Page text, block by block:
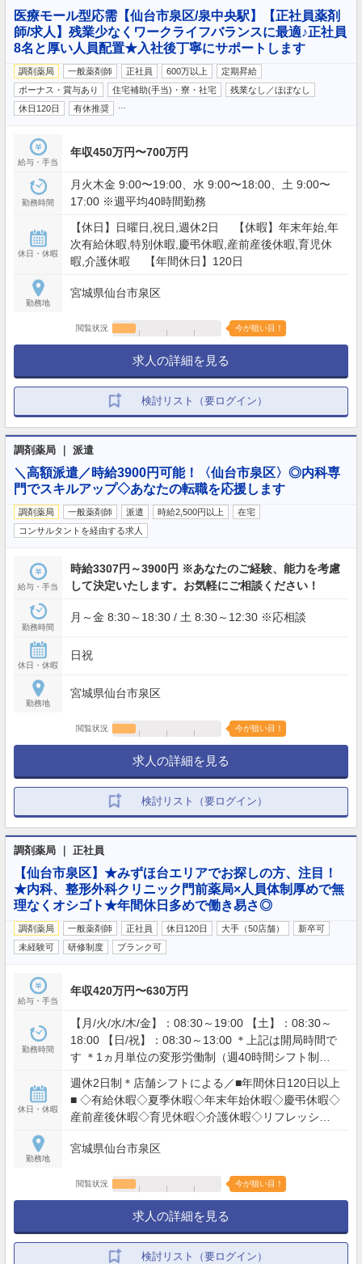
医療モール型応需【仙台市泉区/泉中央駅】【正社員薬剤
師/求人】残業少なくワークライフバランスに最適♪正社員
8名と厚い人員配置★入社後丁寧にサポートします
調剤薬局 一般薬剤師 正社員 600万以上
定期昇給
ボーナス・賞与あり
住宅補助(手当)・寮・社宅
残業なし／ほぼなし
休日120日
有休推奨
給与・手当
年収450万円〜700万円
勤務時間
月火木金 9:00〜19:00、水 9:00〜18:00、土 9:00〜
17:00 ※週平均40時間勤務
休日・休暇
【休日】日曜日,祝日,週休2日 【休暇】年末年始,年
次有給休暇,特別休暇,慶弔休暇,産前産後休暇,育児休
暇,介護休暇 【年間休日】120日
勤務地
宮城県仙台市泉区
閲覧状況 今が狙い目！
求人の詳細を見る
検討リスト（要ログイン）
調剤薬局 ｜ 派遣
＼高額派遣／時給3900円可能！〈仙台市泉区〉◎内科専
門でスキルアップ◇あなたの転職を応援します
調剤薬局 一般薬剤師 派遣 時給2,500円以上
在宅
コンサルタントを経由する求人
給与・手当
時給3307円～3900円 ※あなたのご経験、能力を考慮
して決定いたします。お気軽にご相談ください！
勤務時間
月～金 8:30～18:30 / 土 8:30～12:30 ※応相談
休日・休暇
日祝
勤務地
宮城県仙台市泉区
閲覧状況 今が狙い目！
求人の詳細を見る
検討リスト（要ログイン）
調剤薬局 ｜ 正社員
【仙台市泉区】★みずほ台エリアでお探しの方、注目！
★内科、整形外科クリニック門前薬局×人員体制厚めで無
理なくオシゴト★年間休日多めで働き易さ◎
調剤薬局 一般薬剤師 正社員 休日120日 大手（50店舗）
新卒可
未経験可
研修制度 ブランク可
給与・手当
年収420万円〜630万円
勤務時間
【月/火/水/木/金】：08:30～19:00 【土】：08:30～
18:00 【日/祝】：08:30～13:00 ＊上記は開局時間で
す ＊1ヵ月単位の変形労働制（週40時間シフト制）
休日・休暇
週休2日制＊店舗シフトによる／■年間休日120日以上
■ ◇有給休暇◇夏季休暇◇年末年始休暇◇慶弔休暇◇
産前産後休暇◇育児休暇◇介護休暇◇リフレッシュ
勤務地
宮城県仙台市泉区
閲覧状況 今が狙い目！
求人の詳細を見る
検討リスト（要ログイン）